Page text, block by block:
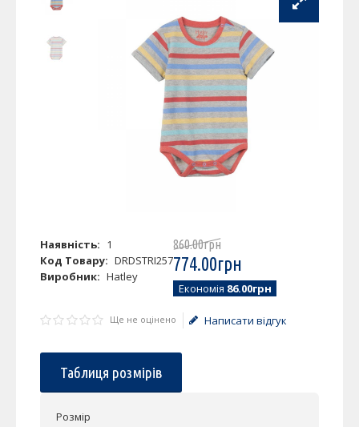
Наявність: 1
Код Товару: DRDSTRI257
Виробник: Hatley
860.00грн
774.00грн
Економія 86.00грн
Ще не оцінено Написати відгук
Таблиця розмірів
Розмір